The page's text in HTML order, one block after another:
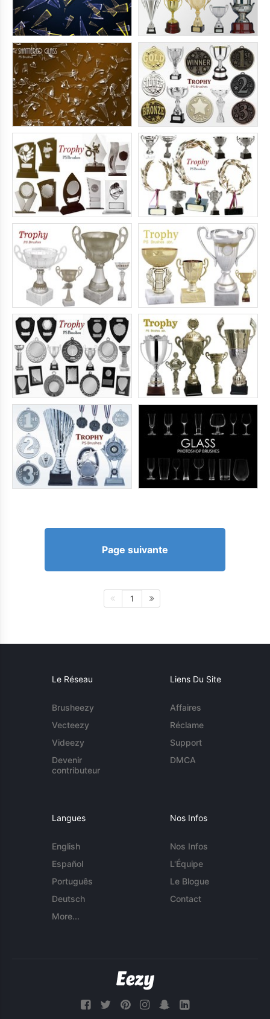
Page suivante
1
Le Réseau
Brusheezy
Vecteezy
Videezy
Devenir
contributeur
Liens Du Site
Affaires
Réclame
Support
DMCA
Langues
English
Español
Português
Deutsch
More...
Nos Infos
Nos Infos
L'Équipe
Le Blogue
Contact